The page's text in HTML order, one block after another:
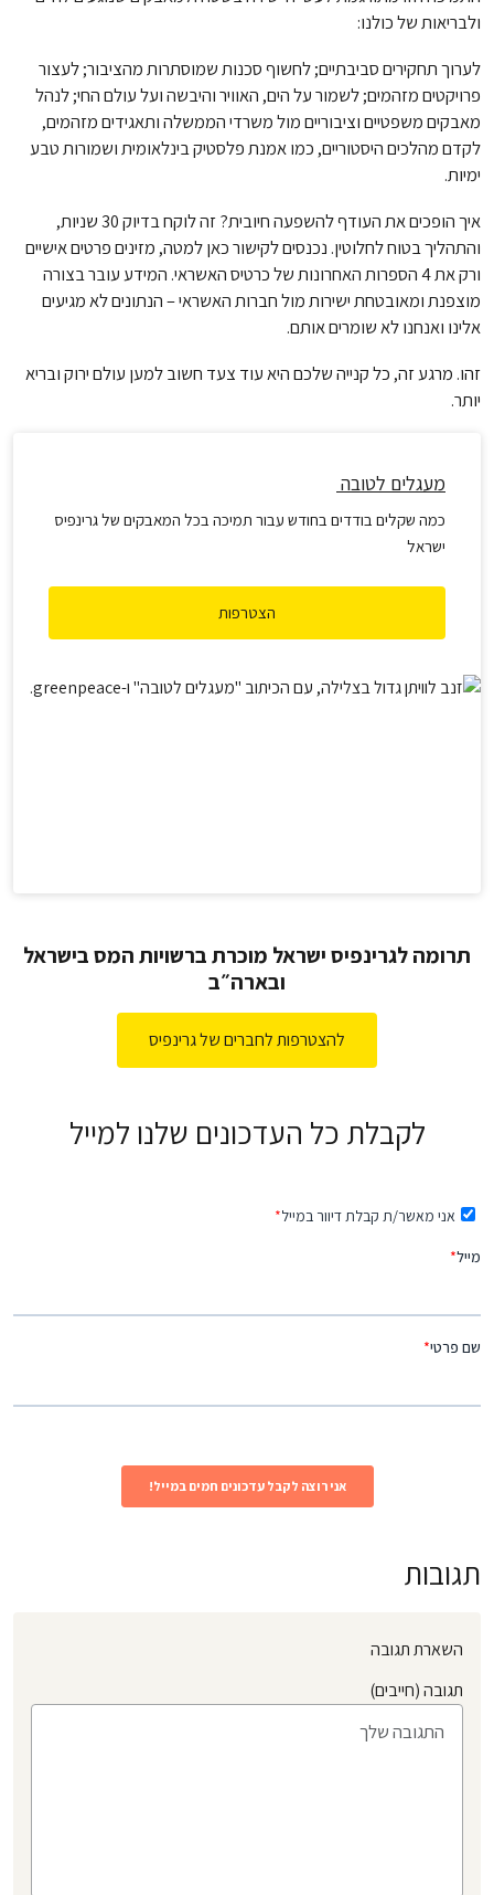
ולבריאות של כולנו:
לערוך תחקירים סביבתיים; לחשוף סכנות שמוסתרות מהציבור; לעצור
פרויקטים מזהמים; לשמור על הים, האוויר והיבשה ועל עולם החי; לנהל
מאבקים משפטיים וציבוריים מול משרדי הממשלה ותאגידים מזהמים,
לקדם מהלכים היסטוריים, כמו אמנת פלסטיק בינלאומית ושמורות טבע
ימיות.
איך הופכים את העודף להשפעה חיובית? זה לוקח בדיוק 30 שניות,
והתהליך בטוח לחלוטין. נכנסים לקישור כאן למטה, מזינים פרטים אישיים
ורק את 4 הספרות האחרונות של כרטיס האשראי. המידע עובר בצורה
מוצפנת ומאובטחת ישירות מול חברות האשראי – הנתונים לא מגיעים
אלינו ואנחנו לא שומרים אותם.
זהו. מרגע זה, כל קנייה שלכם היא עוד צעד חשוב למען עולם ירוק ובריא
יותר.
מעגלים לטובה
כמה שקלים בודדים בחודש עבור תמיכה בכל המאבקים של גרינפיס
ישראל
הצטרפות
תרומה לגרינפיס ישראל מוכרת ברשויות המס בישראל
ובארה״ב
להצטרפות לחברים של גרינפיס
לקבלת כל העדכונים שלנו למייל
תגובות
השארת תגובה
תגובה (חייבים)